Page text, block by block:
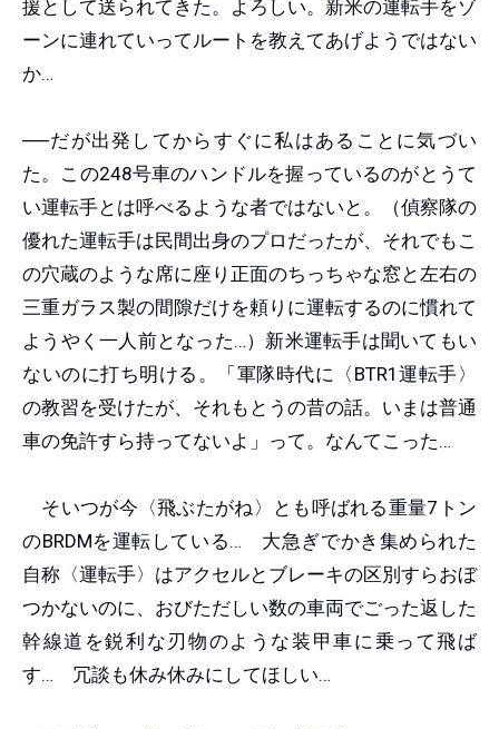
援として送られてきた。よろしい。新米の運転手をゾ
ーンに連れていってルートを教えてあげようではない
か…
──だが出発してからすぐに私はあることに気づい
た。この248号車のハンドルを握っているのがとうて
い運転手とは呼べるような者ではないと。（偵察隊の
優れた運転手は民間出身のプロだったが、それでもこ
の穴蔵のような席に座り正面のちっちゃな窓と左右の
三重ガラス製の間隙だけを頼りに運転するのに慣れて
ようやく一人前となった…）新米運転手は聞いてもい
ないのに打ち明ける。「軍隊時代に〈BTR1運転手〉
の教習を受けたが、それもとうの昔の話。いまは普通
車の免許すら持ってないよ」って。なんてこった…
そいつが今〈飛ぶたがね〉とも呼ばれる重量7トン
のBRDMを運転している… 大急ぎでかき集められた
自称〈運転手〉はアクセルとブレーキの区別すらおぼ
つかないのに、おびただしい数の車両でごった返した
幹線道を鋭利な刃物のような装甲車に乗って飛ば
す… 冗談も休み休みにしてほしい…